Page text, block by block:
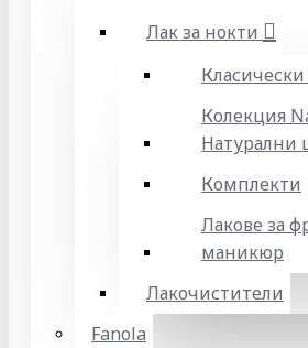
Лак за нокти
Колекция
Натурални
Комплекти
Лакове за
маникюр
Лакочистители
Fanola